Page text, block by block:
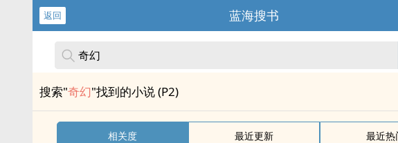
返回 蓝海搜书
搜索"奇幻"找到的小说 (P2)
相关度 最近更新 最近热